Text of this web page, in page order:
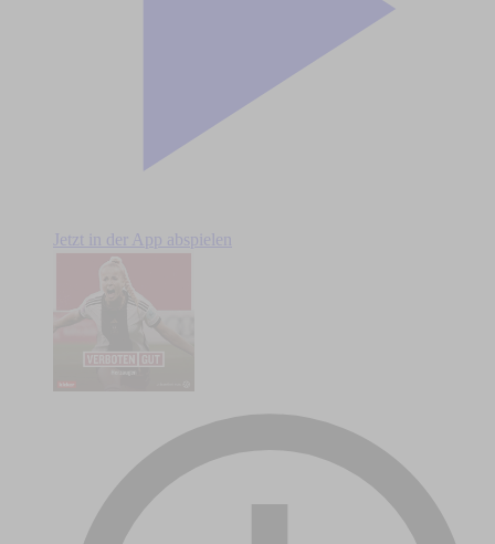
Jetzt in der App abspielen